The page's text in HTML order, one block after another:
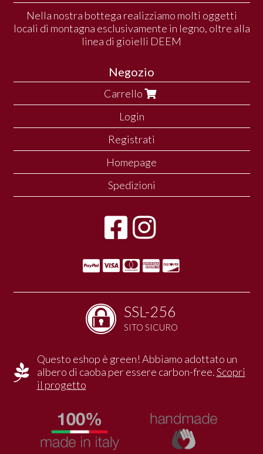
Nella nostra bottega realizziamo molti oggetti
locali di montagna esclusivamente in legno, oltre alla
linea di gioielli DEEM
Negozio
Carrello
Login
Registrati
Homepage
Spedizioni
SSL-256
SITO SICURO
Questo eshop è green! Abbiamo adottato un
albero di caoba per essere carbon-free.Scopri
il progetto